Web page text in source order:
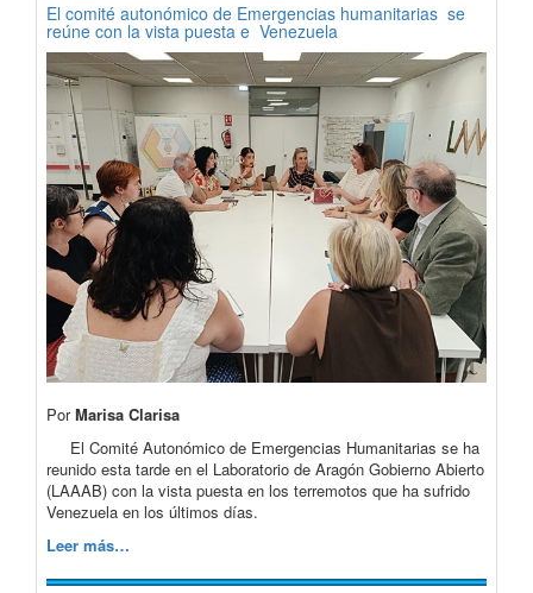
El comité autonómico de Emergencias humanitarias se
reúne con la vista puesta e Venezuela
PorMarisa Clarisa
El Comité Autonómico de Emergencias Humanitarias se ha
reunido esta tarde en el Laboratorio de Aragón Gobierno Abierto
(LAAAB) con la vista puesta en los terremotos que ha sufrido
Venezuela en los últimos días.
Leer más…